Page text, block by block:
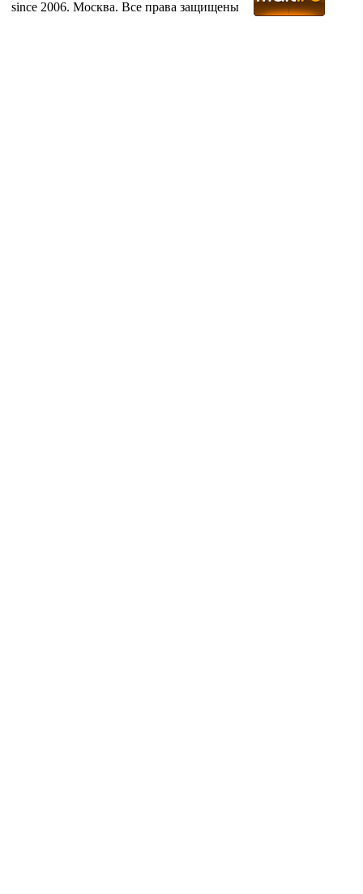
since 2006. Москва. Все права защищены